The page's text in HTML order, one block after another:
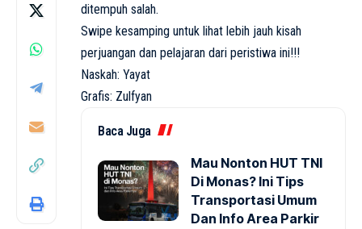
ditempuh salah.
Swipe kesamping untuk lihat lebih jauh kisah
perjuangan dan pelajaran dari peristiwa ini!!!
Naskah: Yayat
Grafis: Zulfyan
Baca Juga
Mau Nonton HUT TNI
Di Monas? Ini Tips
Transportasi Umum
Dan Info Area Parkir